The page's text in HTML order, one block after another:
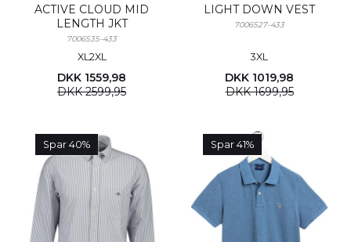
ACTIVE CLOUD MID
LENGTH JKT
7006535-433
XL2XL
DKK 1559,98
DKK 2599,95
LIGHT DOWN VEST
7006527-433
3XL
DKK 1019,98
DKK 1699,95
Spar 40% Spar 41%